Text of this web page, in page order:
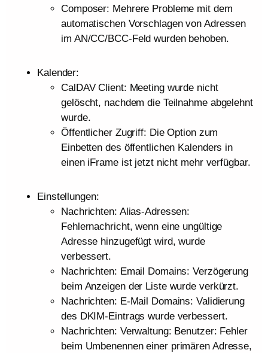
Composer: Mehrere Probleme mit dem
automatischen Vorschlagen von Adressen
im AN/CC/BCC-Feld wurden behoben.
Kalender:
CalDAV Client: Meeting wurde nicht
gelöscht, nachdem die Teilnahme abgelehnt
wurde.
Öffentlicher Zugriff: Die Option zum
Einbetten des öffentlichen Kalenders in
einen iFrame ist jetzt nicht mehr verfügbar.
Einstellungen:
Nachrichten: Alias-Adressen:
Fehlernachricht, wenn eine ungültige
Adresse hinzugefügt wird, wurde
verbessert.
Nachrichten: Email Domains: Verzögerung
beim Anzeigen der Liste wurde verkürzt.
Nachrichten: E-Mail Domains: Validierung
des DKIM-Eintrags wurde verbessert.
Nachrichten: Verwaltung: Benutzer: Fehler
beim Umbenennen einer primären Adresse,